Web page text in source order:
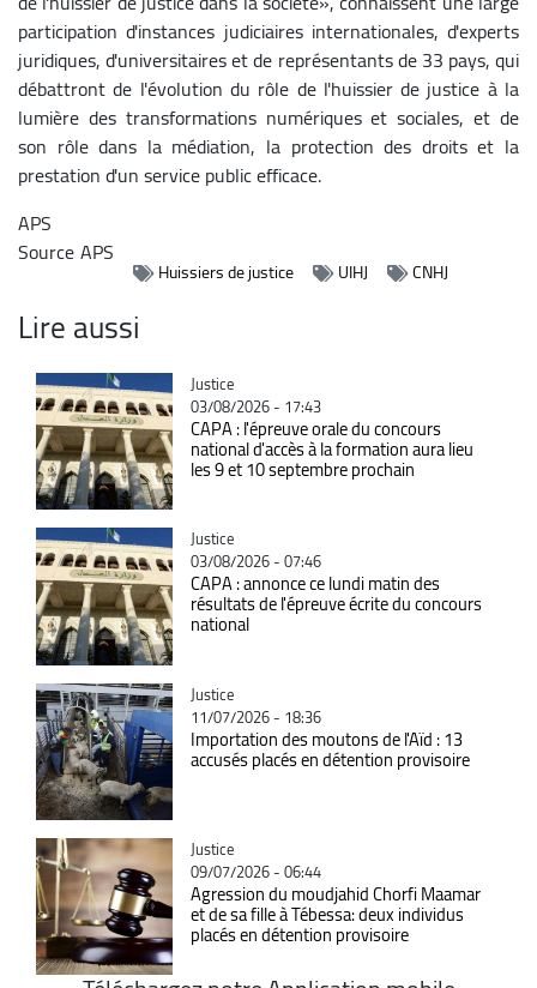
participation d'instances judiciaires internationales, d'experts
juridiques, d'universitaires et de représentants de 33 pays, qui
débattront de l'évolution du rôle de l'huissier de justice à la
lumière des transformations numériques et sociales, et de
son rôle dans la médiation, la protection des droits et la
prestation d'un service public efficace.
APS
SourceAPS
Huissiers de justice UIHJ CNHJ
Lire aussi
Catégorie
Justice
03/08/2026 - 17:43
CAPA : l'épreuve orale du concours
national d'accès à la formation aura lieu
les 9 et 10 septembre prochain
Catégorie
Justice
03/08/2026 - 07:46
CAPA : annonce ce lundi matin des
résultats de l'épreuve écrite du concours
national
Catégorie
Justice
11/07/2026 - 18:36
Importation des moutons de l'Aïd : 13
accusés placés en détention provisoire
Catégorie
Justice
09/07/2026 - 06:44
Agression du moudjahid Chorfi Maamar
et de sa fille à Tébessa: deux individus
placés en détention provisoire